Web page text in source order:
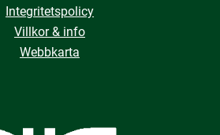
Integritetspolicy
Villkor & info
Webbkarta